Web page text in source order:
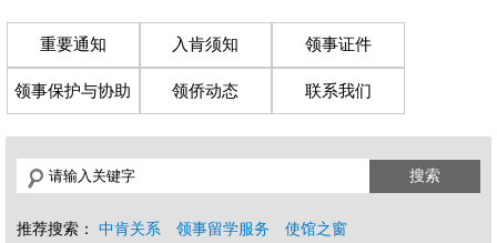
重要通知 入肯须知 领事证件
领事保护与协助 领侨动态 联系我们
搜索
推荐搜索： 中肯关系 领事留学服务 使馆之窗